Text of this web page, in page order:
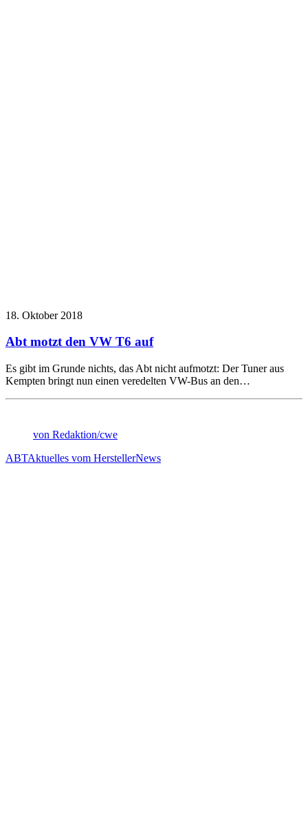
18. Oktober 2018
Abt motzt den VW T6 auf
Es gibt im Grunde nichts, das Abt nicht aufmotzt: Der Tuner aus
Kempten bringt nun einen veredelten VW-Bus an den…
von Redaktion/cwe
ABTAktuelles vom HerstellerNews